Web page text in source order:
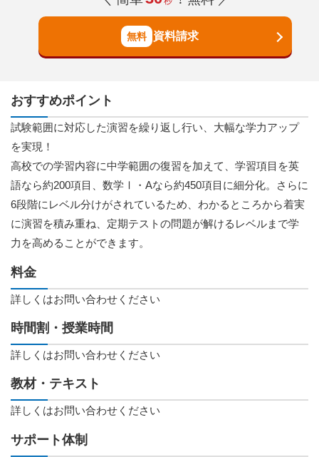
資料請求
おすすめポイント
試験範囲に対応した演習を繰り返し行い、大幅な学力アップ
を実現！
高校での学習内容に中学範囲の復習を加えて、学習項目を英
語なら約200項目、数学Ⅰ・Aなら約450項目に細分化。さらに
6段階にレベル分けがされているため、わかるところから着実
に演習を積み重ね、定期テストの問題が解けるレベルまで学
力を高めることができます。
料金
詳しくはお問い合わせください
時間割・授業時間
詳しくはお問い合わせください
教材・テキスト
詳しくはお問い合わせください
サポート体制